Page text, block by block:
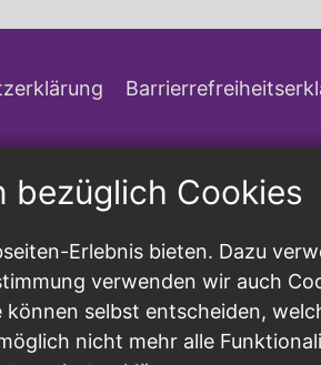
bezüglich Cookies
Erlebnis bieten. Dazu
verwenden wir auch
selbst entscheiden,
nicht mehr alle